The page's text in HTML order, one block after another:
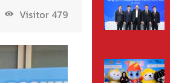
Visitor 479